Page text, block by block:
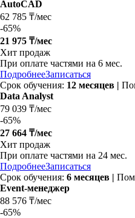
AutoCAD
62 785 ₸/мес
-65%
21 975 ₸/мес
Хит продаж
При оплате частями на 6 мес.
ПодробнееЗаписаться
Срок обучения: 12 месяцев |
Data Analyst
79 039 ₸/мес
-65%
27 664 ₸/мес
Хит продаж
При оплате частями на 24 мес.
ПодробнееЗаписаться
Срок обучения: 6 месяцев |
Event-менеджер
88 576 ₸/мес
-65%